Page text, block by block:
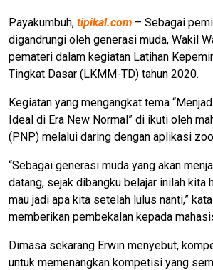
Payakumbuh, tipikal.com – Sebagai
digandrungi oleh generasi muda, Wakil
pemateri dalam kegiatan Latihan
Tingkat Dasar (LKMM-TD) tahun 2020.
Kegiatan yang mengangkat tema
Ideal di Era New Normal” di ikuti oleh
(PNP) melalui daring dengan aplikasi
“Sebagai generasi muda yang akan
datang, sejak dibangku belajar inilah
mau jadi apa kita setelah lulus nanti,”
memberikan pembekalan kepada
Dimasa sekarang Erwin menyebut,
untuk memenangkan kompetisi yang